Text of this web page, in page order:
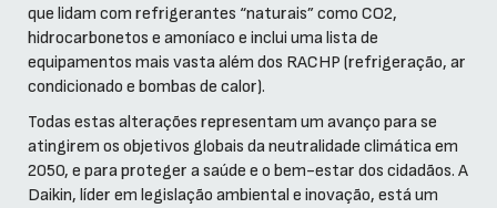
que lidam com refrigerantes “naturais” como CO2,
hidrocarbonetos e amoníaco e inclui uma lista de
equipamentos mais vasta além dos RACHP (refrigeração, ar
condicionado e bombas de calor).
Todas estas alterações representam um avanço para se
atingirem os objetivos globais da neutralidade climática em
2050, e para proteger a saúde e o bem-estar dos cidadãos. A
Daikin, líder em legislação ambiental e inovação, está um